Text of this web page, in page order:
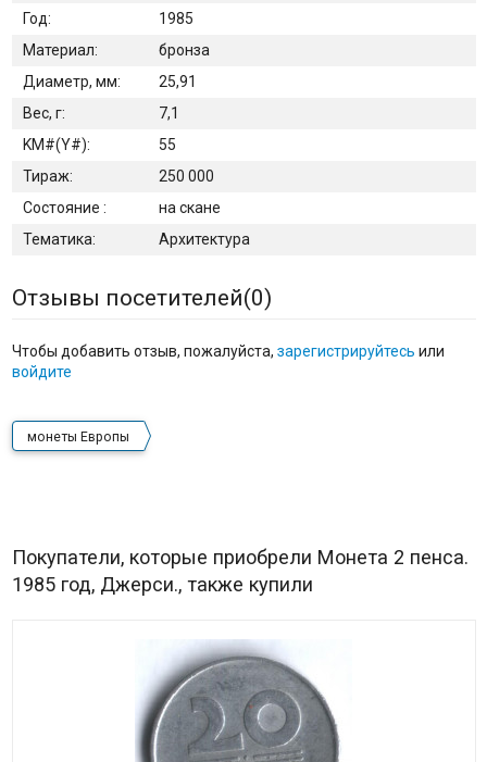
Год:
1985
Материал:
бронза
Диаметр, мм:
25,91
Вес, г:
7,1
KM#(Y#):
55
Тираж:
250 000
Состояние :
на скане
Тематика:
Архитектура
Отзывы посетителей(0)
Чтобы добавить отзыв, пожалуйста, зарегистрируйтесь или
войдите
монеты Европы
Покупатели, которые приобрели Монета 2 пенса.
1985 год, Джерси., также купили